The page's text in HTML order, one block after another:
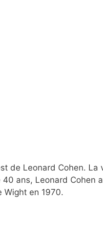
de Leonard Cohen. La
ans, Leonard Cohen
Wight en 1970.